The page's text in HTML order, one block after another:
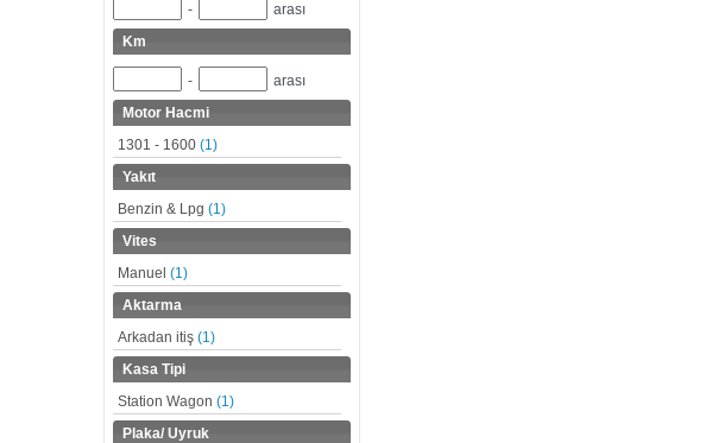
-
arası
Km
-
arası
Motor Hacmi
1301 - 1600 (1)
Yakıt
Benzin & Lpg (1)
Vites
Manuel (1)
Aktarma
Arkadan itiş (1)
Kasa Tipi
Station Wagon (1)
Plaka/ Uyruk